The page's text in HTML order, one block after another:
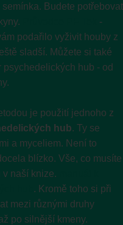
Budete potřebovat
-
podařilo vyživit houby z
sladší. Můžete si také
hub - od
je použití jednoho z
hub. Ty se
a myceliem. Není to
blízko. Vše, co musíte
v naší knize.
. Kromě toho si při
mezi různými druhy
po silnější kmeny.